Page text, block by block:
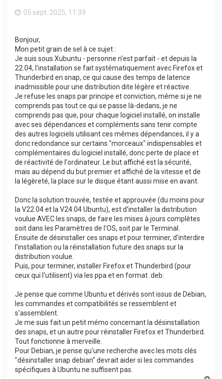
05 sept. 2025, 11:39
Bonjour,
Mon petit grain de sel à ce sujet :
Je suis sous Xubuntu - personne n'est parfait - et depuis la
22.04, l'installation se fait systématiquement avec Firefox et
Thunderbird en snap, ce qui cause des temps de latence
inadmissible pour une distribution dite légère et réactive.
Je refuse les snaps par principe et conviction, même si je ne
comprends pas tout ce qui se passe là-dedans, je ne
comprends pas que, pour chaque logiciel installé, on installe
avec ses dépendances et compléments sans tenir compte
des autres logiciels utilisant ces mêmes dépendances, il y a
donc redondance sur certains "morceaux" indispensables et
complémentaires du logiciel installé, donc perte de place et
de réactivité de l'ordinateur. Le but affiché est la sécurité,
mais au dépend du but premier et affiché de la vitesse et de
la légèreté, la place sur le disque étant aussi mise en avant.
Donc la solution trouvée, testée et approuvée (du moins pour
la V22.04 et la V24.04 Ubuntu), est d'installer la distribution
voulue AVEC les snaps, de faire les mises à jours complètes
soit dans les Paramètres de l'OS, soit par le Terminal.
Ensuite de désinstaller ces snaps et pour terminer, d'interdire
l'installation ou la réinstallation future des snaps sur la
distribution voulue.
Puis, pour terminer, installer Firefox et Thunderbird (pour
ceux qui l'utilisent) via les ppa et en format .deb.
Je pense que comme Ubuntu et dérivés sont issus de Debian,
les commandes et compatibilités se ressemblent et
s'assemblent.
Je me suis fait un petit mémo concernant la désinstallation
des snaps, et un autre pour réinstaller Firefox et Thunderbird.
Tout fonctionne à merveille.
Pour Debian, je pense qu'une recherche avec les mots clés
"désinstaller snap debian" devrait aider si les commandes
spécifiques à Ubuntu ne suffisent pas.